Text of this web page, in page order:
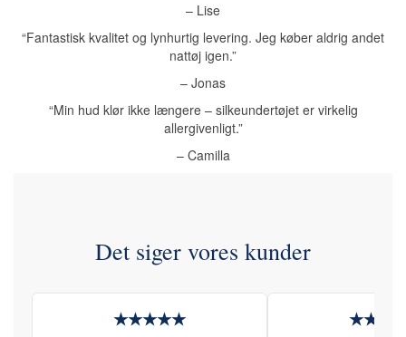
– Lise
“Fantastisk kvalitet og lynhurtig levering. Jeg køber aldrig andet
nattøj igen.”
– Jonas
“Min hud klør ikke længere – silkeundertøjet er virkelig
allergivenligt.”
– Camilla
Det siger vores kunder
★★★★★